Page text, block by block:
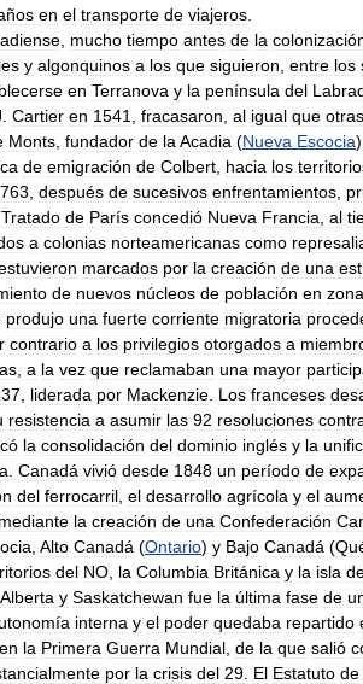
en el transporte de viajeros
mucho tiempo antes de la
y algonquinos a los que siguieron entre los
en Terranova y la península del
Cartier en 1541 fracasaron al igual que otras
Monts fundador de la Acadia (Nueva Escocia).
de emigración de Colbert hacia los
después de sucesivos enfrentamientos
Tratado de París concedió Nueva Francia al
a colonias norteamericanas como
marcados por la creación de una
de nuevos núcleos de población en
produjo una fuerte corriente migratoria
contrario a los privilegios otorgados a
a la vez que reclamaban una mayor
liderada por Mackenzie Los franceses
resistencia a asumir las 92 resoluciones
la consolidación del dominio inglés y la
Canadá vivió desde 1848 un período de
del ferrocarril el desarrollo agrícola y el
mediante la creación de una Confederación
Alto Canadá (Ontario) y Bajo Canadá (
del NO la Columbia Británica y la isla
Alberta y Saskatchewan fue la última fase de
interna y el poder quedaba repartido
en la Primera Guerra Mundial de la que salió
por la crisis del 29 El Estatuto de